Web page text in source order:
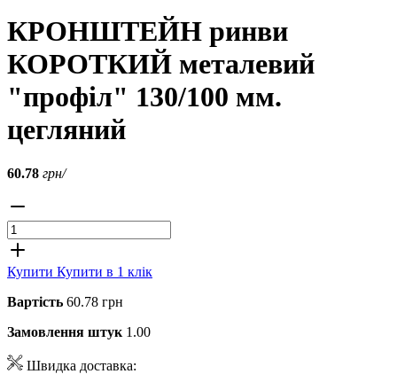
КРОНШТЕЙН ринви
КОРОТКИЙ металевий
"профіл" 130/100 мм.
цегляний
60.78 грн/
Купити Купити в 1 клік
Вартість 60.78 грн
Замовлення штук 1.00
Швидка доставка: